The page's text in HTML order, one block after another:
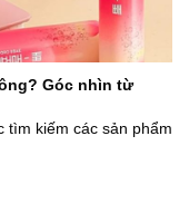
Góc nhìn từ
tìm kiếm các sản phẩm